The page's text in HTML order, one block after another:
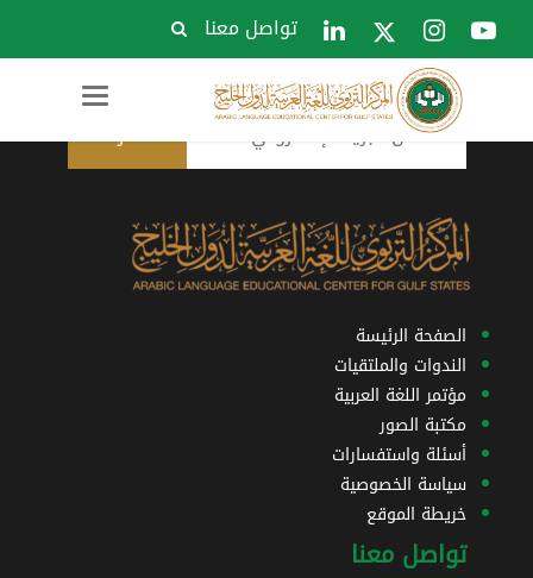
تواصل معنا
Toggle
الاشتراك في النشرة البريدية
تواصل معنا
الصفحة الرئيسة
الندوات والملتقيات
مؤتمر اللغة العربية
مكتبة الصور
أسئلة واستفسارات
سياسة الخصوصية
خريطة الموقع